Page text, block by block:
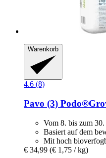
Warenkorb
4.6 (8)
Pavo (3)
Vom 8. bis zum
Basiert auf dem
Mit hoch
€ 34,99 (€ 1,75 / kg)